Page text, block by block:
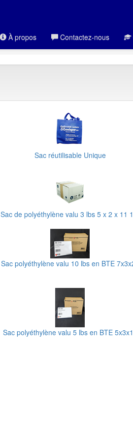
À propos Contactez-nous
Sac réutilisable Unique
Sac de polyéthylène valu 3 lbs 5 x 2 x 11
Sac polyéthylène valu 10 lbs en BTE
Sac polyéthylène valu 5 lbs en BTE